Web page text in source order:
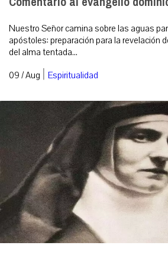
Nuestro Señor camina sobre las aguas
apóstoles: preparación para la revelación
del alma tentada...
09 / Aug | Espiritualidad